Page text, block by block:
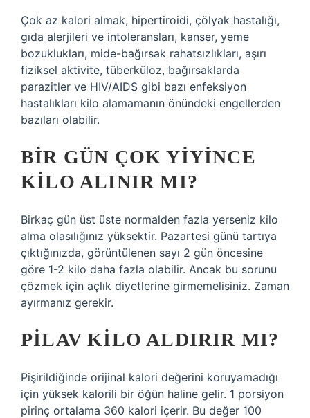
Çok az kalori almak, hipertiroidi, çölyak hastalığı,
gıda alerjileri ve intoleransları, kanser, yeme
bozuklukları, mide-bağırsak rahatsızlıkları, aşırı
fiziksel aktivite, tüberküloz, bağırsaklarda
parazitler ve HIV/AIDS gibi bazı enfeksiyon
hastalıkları kilo alamamanın önündeki engellerden
bazıları olabilir.
BIR GÜN ÇOK YIYINCE
KILO ALINIR MI?
Birkaç gün üst üste normalden fazla yerseniz kilo
alma olasılığınız yüksektir. Pazartesi günü tartıya
çıktığınızda, görüntülenen sayı 2 gün öncesine
göre 1-2 kilo daha fazla olabilir. Ancak bu sorunu
çözmek için açlık diyetlerine girmemelisiniz. Zaman
ayırmanız gerekir.
PILAV KILO ALDIRIR MI?
Pişirildiğinde orijinal kalori değerini koruyamadığı
için yüksek kalorili bir öğün haline gelir. 1 porsiyon
pirinç ortalama 360 kalori içerir. Bu değer 100